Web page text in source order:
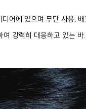
여 강력히 대응하고 있는